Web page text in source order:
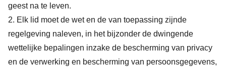
geest na te leven.
2. Elk lid moet de wet en de van toepassing zijnde
regelgeving naleven, in het bijzonder de dwingende
wettelijke bepalingen inzake de bescherming van privacy
en de verwerking en bescherming van persoonsgegevens,